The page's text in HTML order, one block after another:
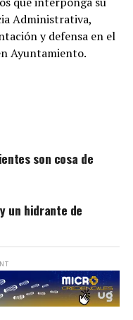
Administrativa,
y defensa en el
Ayuntamiento.
son cosa de
un hidrante de